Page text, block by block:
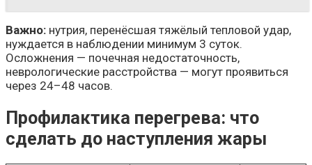
Важно: нутрия, перенёсшая тяжёлый тепловой удар,
нуждается в наблюдении минимум 3 суток.
Осложнения — почечная недостаточность,
неврологические расстройства — могут проявиться
через 24–48 часов.
Профилактика перегрева: что
сделать до наступления жары